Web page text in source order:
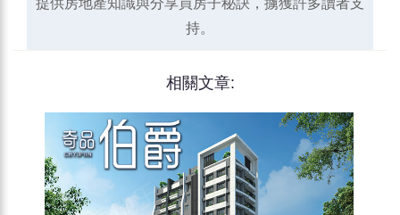
提供房地產知識與分享買房子秘訣，擄獲許多讀者支
持。
相關文章: